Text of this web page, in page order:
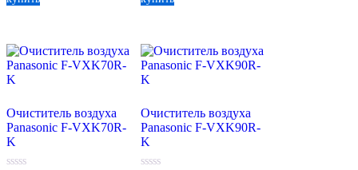
Очиститель воздуха
Panasonic F-VXK70R-
K
Очиститель воздуха
Panasonic F-VXK90R-
K